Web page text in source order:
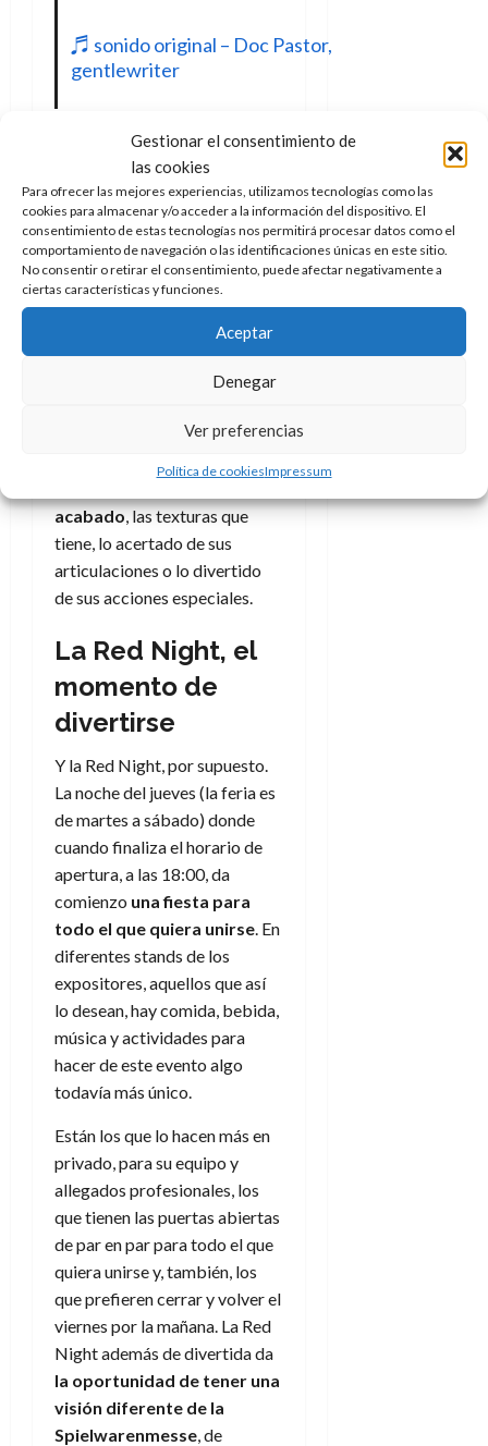
Gestionar el consentimiento de
las cookies
Para ofrecer las mejores experiencias, utilizamos tecnologías como las
cookies para almacenar y/o acceder a la información del dispositivo. El
consentimiento de estas tecnologías nos permitirá procesar datos como el
comportamiento de navegación o las identificaciones únicas en este sitio.
No consentir o retirar el consentimiento, puede afectar negativamente a
ciertas características y funciones.
Aceptar
Denegar
Ver preferencias
Política de cookiesImpressum
♬ sonido original – Doc Pastor,
gentlewriter
Algo que sucede también en
los stands y es que son
muchos, en nuestra
experiencia todos los que
visitamos, donde tienes
delante esas novedades que
quizá no lleguen a las tiendas
hasta dentro de meses pero
que ya tienes la oportunidad
puedes
acabado, las texturas que
tiene, lo acertado de sus
articulaciones o lo divertido
de sus acciones especiales.
La Red Night, el
momento de
divertirse
Y la Red Night, por supuesto.
La noche del jueves (la feria es
de martes a sábado) donde
cuando finaliza el horario de
apertura, a las 18:00, da
comienzo una fiesta para
todo el que quiera unirse . En
diferentes stands de los
expositores, aquellos que así
lo desean, hay comida, bebida,
música y actividades para
hacer de este evento algo
todavía más único.
Están los que lo hacen más en
privado, para su equipo y
allegados profesionales, los
que tienen las puertas abiertas
de par en par para todo el que
quiera unirse y, también, los
que prefieren cerrar y volver el
viernes por la mañana. La Red
Night además de divertida da
la oportunidad de tener una
visión diferente de la
Spielwarenmesse , de